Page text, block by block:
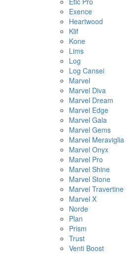
Exence
Heartwood
Klif
Kone
Lims
Log
Log Cansei
Marvel
Marvel Diva
Marvel Dream
Marvel Edge
Marvel Gala
Marvel Gems
Marvel Meraviglia
Marvel Onyx
Marvel Pro
Marvel Shine
Marvel Stone
Marvel Travertine
Marvel X
Norde
Plan
Prism
Trust
Venti Boost